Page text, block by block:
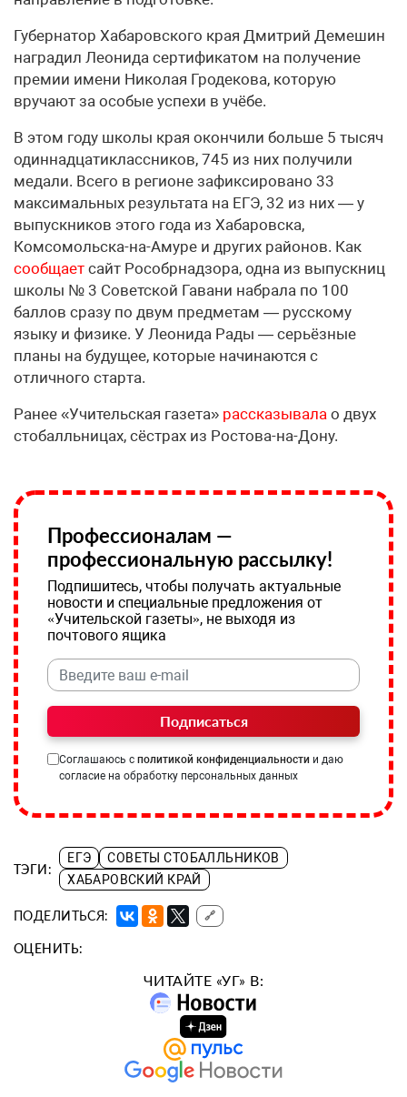
Губернатор Хабаровского края Дмитрий Демешин
наградил Леонида сертификатом на получение
премии имени Николая Гродекова, которую
вручают за особые успехи в учёбе.
В этом году школы края окончили больше 5 тысяч
одиннадцатиклассников, 745 из них получили
медали. Всего в регионе зафиксировано 33
максимальных результата на ЕГЭ, 32 из них — у
выпускников этого года из Хабаровска,
Комсомольска-на-Амуре и других районов. Как
сообщает сайт Рособрнадзора, одна из выпускниц
школы № 3 Советской Гавани набрала по 100
баллов сразу по двум предметам — русскому
языку и физике. У Леонида Рады — серьёзные
планы на будущее, которые начинаются с
отличного старта.
Ранее «Учительская газета» рассказывала о двух
стобалльницах, сёстрах из Ростова-на-Дону.
Профессионалам —
профессиональную рассылку!
Подпишитесь, чтобы получать актуальные
новости и специальные предложения от
«Учительской газеты», не выходя из
почтового ящика
Подписаться
Соглашаюсь с политикой конфиденциальности и даю
согласие на обработку персональных данных
ТЭГИ:
ЕГЭ
СОВЕТЫ СТОБАЛЛЬНИКОВ
ХАБАРОВСКИЙ КРАЙ
ПОДЕЛИТЬСЯ: 🔗
ОЦЕНИТЬ:
ЧИТАЙТЕ «УГ» В: